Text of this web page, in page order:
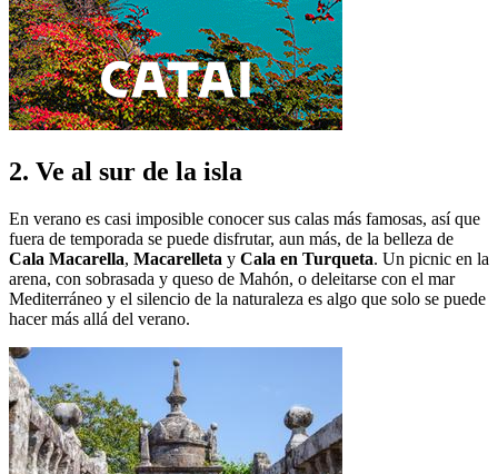
2. Ve al sur de la isla
En verano es casi imposible conocer sus calas más famosas, así que
fuera de temporada se puede disfrutar, aun más, de la belleza de
Cala Macarella, Macarelleta y Cala en Turqueta. Un picnic en la
arena, con sobrasada y queso de Mahón, o deleitarse con el mar
Mediterráneo y el silencio de la naturaleza es algo que solo se puede
hacer más allá del verano.